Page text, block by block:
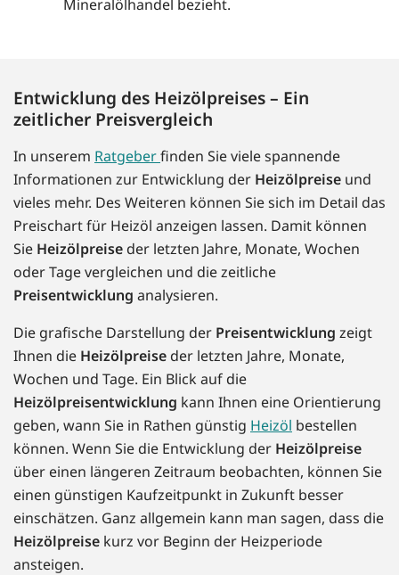
Mineralölhandel bezieht.
Entwicklung des Heizölpreises – Ein
zeitlicher Preisvergleich
In unserem Ratgeberfinden Sie viele spannende
Informationen zur Entwicklung der Heizölpreise und
vieles mehr. Des Weiteren können Sie sich im Detail das
Preischart für Heizöl anzeigen lassen. Damit können
Sie Heizölpreise der letzten Jahre, Monate, Wochen
oder Tage vergleichen und die zeitliche
Preisentwicklung analysieren.
Die grafische Darstellung der Preisentwicklung zeigt
Ihnen die Heizölpreise der letzten Jahre, Monate,
Wochen und Tage. Ein Blick auf die
Heizölpreisentwicklung kann Ihnen eine Orientierung
geben, wann Sie in Rathen günstig Heizöl bestellen
können. Wenn Sie die Entwicklung der Heizölpreise
über einen längeren Zeitraum beobachten, können Sie
einen günstigen Kaufzeitpunkt in Zukunft besser
einschätzen. Ganz allgemein kann man sagen, dass die
Heizölpreise kurz vor Beginn der Heizperiode
ansteigen.